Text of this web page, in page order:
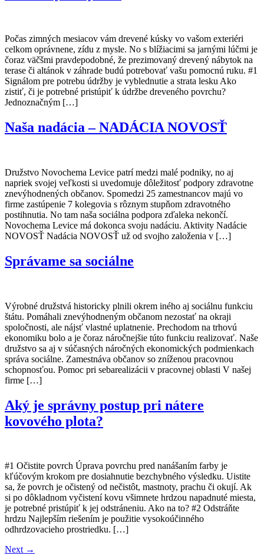
Počas zimných mesiacov vám drevené kúsky vo vašom exteriéri
celkom oprávnene, zídu z mysle. No s blížiacimi sa jarnými lúčmi je
čoraz väčšmi pravdepodobné, že prezimovaný drevený nábytok na
terase či altánok v záhrade budú potrebovať vašu pomocnú ruku. #1
Signálom pre potrebu údržby je vyblednutie a strata lesku Ako
zistiť, či je potrebné pristúpiť k údržbe dreveného povrchu?
Jednoznačným […]
Naša nadácia – NADÁCIA NOVOSŤ
Družstvo Novochema Levice patrí medzi malé podniky, no aj
napriek svojej veľkosti si uvedomuje dôležitosť podpory zdravotne
znevýhodnených občanov. Spomedzi 25 zamestnancov majú vo
firme zastúpenie 7 kolegovia s rôznym stupňom zdravotného
postihnutia. No tam naša sociálna podpora zďaleka nekončí.
Novochema Levice má dokonca svoju nadáciu. Aktivity Nadácie
NOVOSŤ Nadácia NOVOSŤ už od svojho založenia v […]
Správame sa sociálne
Výrobné družstvá historicky plnili okrem iného aj sociálnu funkciu
štátu. Pomáhali znevýhodneným občanom nezostať na okraji
spoločnosti, ale nájsť vlastné uplatnenie. Prechodom na trhovú
ekonomiku bolo a je čoraz náročnejšie túto funkciu realizovať. Naše
družstvo sa aj v súčasných náročných ekonomických podmienkach
správa sociálne. Zamestnáva občanov so zníženou pracovnou
schopnosťou. Pomoc pri sebarealizácii v pracovnej oblasti V našej
firme […]
Aký je správny postup pri nátere
kovového plota?
#1 Očistite povrch Úprava povrchu pred nanášaním farby je
kľúčovým krokom pre dosiahnutie bezchybného výsledku. Uistite
sa, že povrch je očistený od nečistôt, mastnoty, prachu či okují. Ak
si po dôkladnom vyčistení kovu všimnete hrdzou napadnuté miesta,
je potrebné pristúpiť k jej odstráneniu. Ako na to? #2 Odstráňte
hrdzu Najlepším riešením je použitie vysokoúčinného
odhrdzovacieho prostriedku. […]
Next →